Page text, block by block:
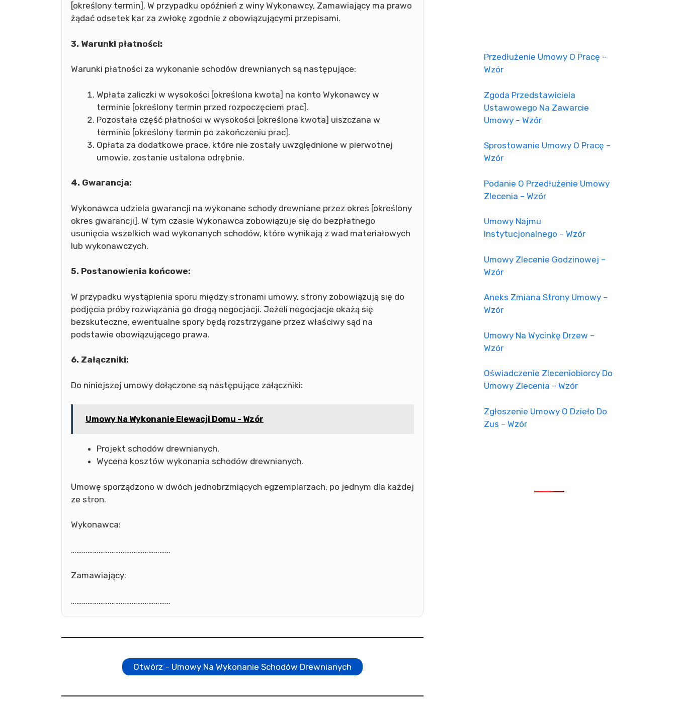
[określony termin]. W przypadku opóźnień z winy Wykonawcy, Zamawiający ma prawo
żądać odsetek kar za zwłokę zgodnie z obowiązującymi przepisami.
3. Warunki płatności:
Warunki płatności za wykonanie schodów drewnianych są następujące:
Wpłata zaliczki w wysokości [określona kwota] na konto Wykonawcy w
terminie [określony termin przed rozpoczęciem prac].
Pozostała część płatności w wysokości [określona kwota] uiszczana w
terminie [określony termin po zakończeniu prac].
Opłata za dodatkowe prace, które nie zostały uwzględnione w pierwotnej
umowie, zostanie ustalona odrębnie.
4. Gwarancja:
Wykonawca udziela gwarancji na wykonane schody drewniane przez okres [określony
okres gwarancji]. W tym czasie Wykonawca zobowiązuje się do bezpłatnego
usunięcia wszelkich wad wykonanych schodów, które wynikają z wad materiałowych
lub wykonawczych.
5. Postanowienia końcowe:
W przypadku wystąpienia sporu między stronami umowy, strony zobowiązują się do
podjęcia próby rozwiązania go drogą negocjacji. Jeżeli negocjacje okażą się
bezskuteczne, ewentualne spory będą rozstrzygane przez właściwy sąd na
podstawie obowiązującego prawa.
6. Załączniki:
Do niniejszej umowy dołączone są następujące załączniki:
Umowy Na Wykonanie Elewacji Domu - Wzór
Projekt schodów drewnianych.
Wycena kosztów wykonania schodów drewnianych.
Umowę sporządzono w dwóch jednobrzmiących egzemplarzach, po jednym dla każdej
ze stron.
Wykonawca:
………………………………………………
Zamawiający:
………………………………………………
Otwórz – Umowy Na Wykonanie Schodów Drewnianych
Przedłużenie Umowy O Pracę –
Wzór
Zgoda Przedstawiciela
Ustawowego Na Zawarcie
Umowy – Wzór
Sprostowanie Umowy O Pracę –
Wzór
Podanie O Przedłużenie Umowy
Zlecenia – Wzór
Umowy Najmu
Instytucjonalnego – Wzór
Umowy Zlecenie Godzinowej –
Wzór
Aneks Zmiana Strony Umowy –
Wzór
Umowy Na Wycinkę Drzew –
Wzór
Oświadczenie Zleceniobiorcy Do
Umowy Zlecenia – Wzór
Zgłoszenie Umowy O Dzieło Do
Zus – Wzór